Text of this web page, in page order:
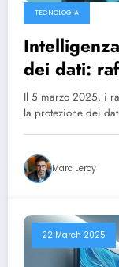
TECNOLOGIA
dei dati:
tra CNIL e
Il 5 marzo 2025, i
la protezione dei
Marc Leroy
22 March 2025